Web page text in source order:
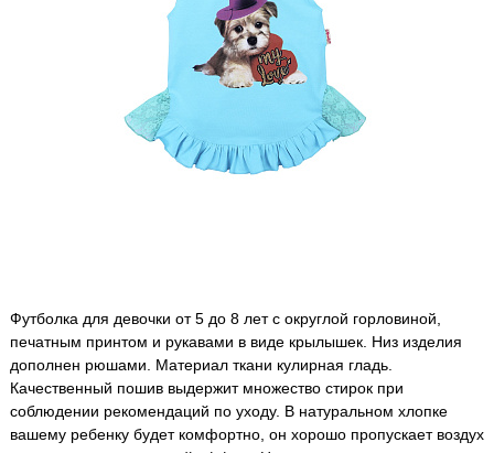
Футболка для девочки от 5 до 8 лет с округлой горловиной,
печатным принтом и рукавами в виде крылышек. Низ изделия
дополнен рюшами. Материал ткани кулирная гладь.
Качественный пошив выдержит множество стирок при
соблюдении рекомендаций по уходу. В натуральном хлопке
вашему ребенку будет комфортно, он хорошо пропускает воздух